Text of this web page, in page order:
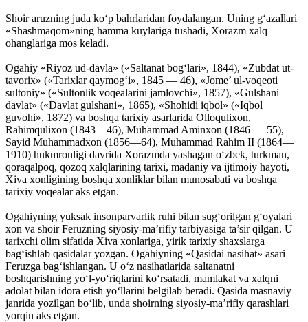
Shoir aruzning juda ko‘p bahrlaridan foydalangan. Uning g‘azallari
«Shashmaqom»ning hamma kuylariga tushadi, Xorazm xalq
ohanglariga mos keladi.
Ogahiy «Riyoz ud-davla» («Saltanat bog‘lari», 1844), «Zubdat ut-
tavorix» («Tarixlar qaymog‘i», 1845 — 46), «Jome’ ul-voqeoti
sultoniy» («Sultonlik voqealarini jamlovchi», 1857), «Gulshani
davlat» («Davlat gulshani», 1865), «Shohidi iqbol» («Iqbol
guvohi», 1872) va boshqa tarixiy asarlarida Olloqulixon,
Rahimqulixon (1843—46), Muhammad Aminxon (1846 — 55),
Sayid Muhammadxon (1856—64), Muhammad Rahim II (1864—
1910) hukmronligi davrida Xorazmda yashagan o‘zbek, turkman,
qoraqalpoq, qozoq xalqlarining tarixi, madaniy va ijtimoiy hayoti,
Xiva xonligining boshqa xonliklar bilan munosabati va boshqa
tarixiy voqealar aks etgan.
Ogahiyning yuksak insonparvarlik ruhi bilan sug‘orilgan g‘oyalari
xon va shoir Feruzning siyosiy-ma’rifiy tarbiyasiga ta’sir qilgan. U
tarixchi olim sifatida Xiva xonlariga, yirik tarixiy shaxslarga
bag‘ishlab qasidalar yozgan. Ogahiyning «Qasidai nasihat» asari
Feruzga bag‘ishlangan. U o‘z nasihatlarida saltanatni
boshqarishning yo‘l-yo‘riqlarini ko‘rsatadi, mamlakat va xalqni
adolat bilan idora etish yo‘llarini belgilab beradi. Qasida masnaviy
janrida yozilgan bo‘lib, unda shoirning siyosiy-ma’rifiy qarashlari
yorqin aks etgan.